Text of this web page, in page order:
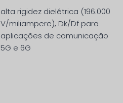
alta rigidez dielétrica (196.000
V/miliampere), Dk/Df para
aplicações de comunicação
5G e 6G